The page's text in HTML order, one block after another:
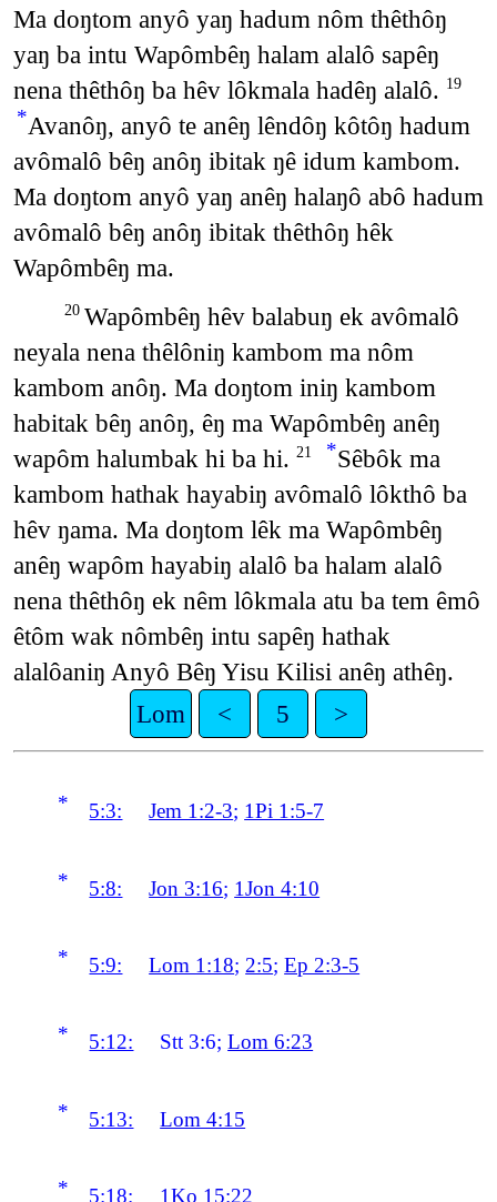
Ma doŋtom anyô yaŋ hadum nôm thêthôŋ
yaŋ ba intu Wapômbêŋ halam alalô sapêŋ
nena thêthôŋ ba hêv lôkmala hadêŋ alalô. 19
*Avanôŋ, anyô te anêŋ lêndôŋ kôtôŋ hadum
avômalô bêŋ anôŋ ibitak ŋê idum kambom.
Ma doŋtom anyô yaŋ anêŋ halaŋô abô hadum
avômalô bêŋ anôŋ ibitak thêthôŋ hêk
Wapômbêŋ ma.
20 Wapômbêŋ hêv balabuŋ ek avômalô
neyala nena thêlôniŋ kambom ma nôm
kambom anôŋ. Ma doŋtom iniŋ kambom
habitak bêŋ anôŋ, êŋ ma Wapômbêŋ anêŋ
wapôm halumbak hi ba hi. 21 *Sêbôk ma
kambom hathak hayabiŋ avômalô lôkthô ba
hêv ŋama. Ma doŋtom lêk ma Wapômbêŋ
anêŋ wapôm hayabiŋ alalô ba halam alalô
nena thêthôŋ ek nêm lôkmala atu ba tem êmô
êtôm wak nômbêŋ intu sapêŋ hathak
alalôaniŋ Anyô Bêŋ Yisu Kilisi anêŋ athêŋ.
Lom
< 5 >
* 5:3: Jem 1:2-3; 1Pi 1:5-7
* 5:8: Jon 3:16; 1Jon 4:10
* 5:9: Lom 1:18; 2:5;Ep 2:3-5
* 5:12: Stt 3:6;Lom 6:23
* 5:13: Lom 4:15
* 5:18: 1Ko 15:22